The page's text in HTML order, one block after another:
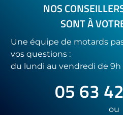
NOS
SONT À
Une équipe de motards
vos questions :
du lundi au vendredi de 9h
05 63
ou